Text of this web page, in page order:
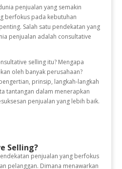
penjualan yang semakin
berfokus pada kebutuhan
Salah satu pendekatan yang
penjualan adalah consultative
selling itu? Mengapa
oleh banyak perusahaan?
prinsip, langkah-langkah
tantangan dalam menerapkan
penjualan yang lebih baik.
Selling?
penjualan yang berfokus
pelanggan. Dimana menawarkan